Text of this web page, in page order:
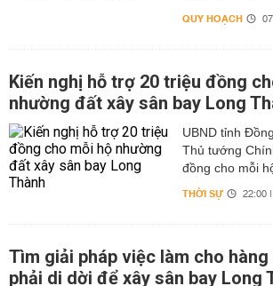
QUY HOẠCH
Kiến nghị hỗ trợ 20 triệu đồng
nhường đất xây sân bay Long
UBND tỉnh
Thủ tướng
đồng cho mỗi
THỜI SỰ 22:00
Tìm giải pháp việc làm cho
phải di dời để xây sân bay Long